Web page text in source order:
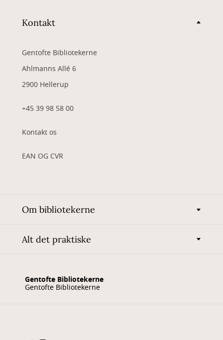
Kontakt
Gentofte Bibliotekerne
Ahlmanns Allé 6
2900 Hellerup
+45 39 98 58 00
Kontakt os
EAN OG CVR
Om bibliotekerne
Alt det praktiske
Gentofte Bibliotekerne
Gentofte Bibliotekerne